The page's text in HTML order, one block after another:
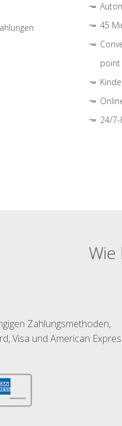
45
point
24/
Wie
Zahlungsmethoden,
Visa und American